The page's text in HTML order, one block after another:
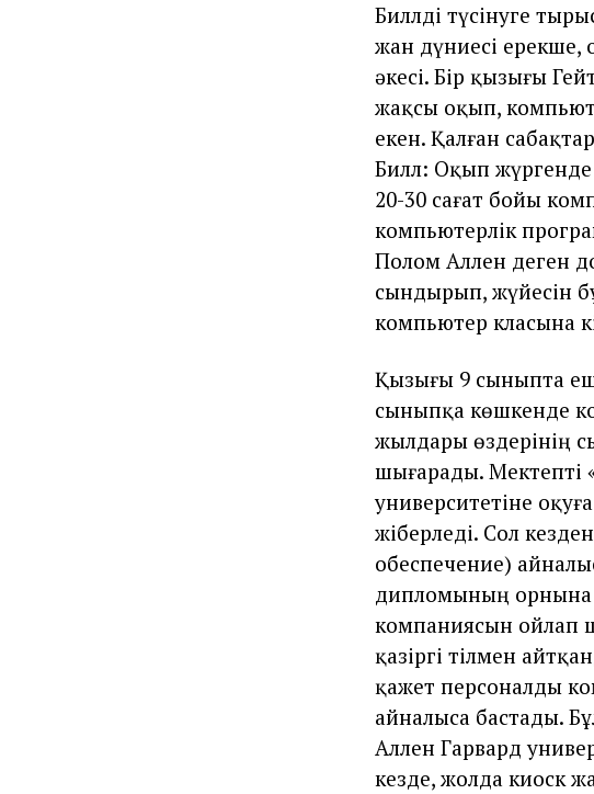
Биллді түсінуге
жан дүниесі ерекше,
әкесі. Бір қызығы
жақсы оқып,
екен. Қалған
Билл: Оқып
20-30 сағат бойы
компьютерлік
Полом Аллен деген
сындырып, жүйесін
компьютер класына
Қызығы 9 сыныпта
сыныпқа көшкенде
жылдары өздерінің
шығарады. Мектепті
университетіне
жіберледі. Сол
обеспечение)
дипломының орнына
компаниясын ойлап
қазіргі тілмен
қажет персоналды
айналыса бастады.
Аллен Гарвард
кезде, жолда киоск